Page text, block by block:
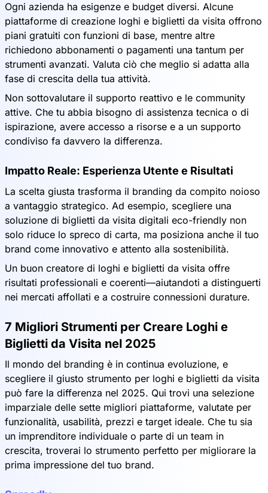
Ogni azienda ha esigenze e budget diversi. Alcune
piattaforme di creazione loghi e biglietti da visita offrono
piani gratuiti con funzioni di base, mentre altre
richiedono abbonamenti o pagamenti una tantum per
strumenti avanzati. Valuta ciò che meglio si adatta alla
fase di crescita della tua attività.
Non sottovalutare il supporto reattivo e le community
attive. Che tu abbia bisogno di assistenza tecnica o di
ispirazione, avere accesso a risorse e a un supporto
condiviso fa davvero la differenza.
Impatto Reale: Esperienza Utente e Risultati
La scelta giusta trasforma il branding da compito noioso
a vantaggio strategico. Ad esempio, scegliere una
soluzione di biglietti da visita digitali eco-friendly non
solo riduce lo spreco di carta, ma posiziona anche il tuo
brand come innovativo e attento alla sostenibilità.
Un buon creatore di loghi e biglietti da visita offre
risultati professionali e coerenti—aiutandoti a distinguerti
nei mercati affollati e a costruire connessioni durature.
7 Migliori Strumenti per Creare Loghi e
Biglietti da Visita nel 2025
Il mondo del branding è in continua evoluzione, e
scegliere il giusto strumento per loghi e biglietti da visita
può fare la differenza nel 2025. Qui trovi una selezione
imparziale delle sette migliori piattaforme, valutate per
funzionalità, usabilità, prezzi e target ideale. Che tu sia
un imprenditore individuale o parte di un team in
crescita, troverai lo strumento perfetto per migliorare la
prima impressione del tuo brand.